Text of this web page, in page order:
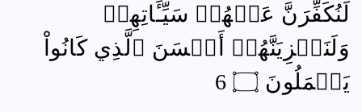
لَنُكَفِّرَنَّ عَنۡهُمۡ سَيِّـَٔاتِهِمۡ
وَلَنَجۡزِيَنَّهُمۡ أَحۡسَنَ ٱلَّذِي كَانُواْ
يَعۡمَلُونَ ۝ 6